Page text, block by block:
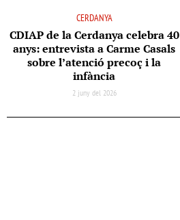
CERDANYA
CDIAP de la Cerdanya celebra 40
anys: entrevista a Carme Casals
sobre l’atenció precoç i la
infància
2 juny del 2026